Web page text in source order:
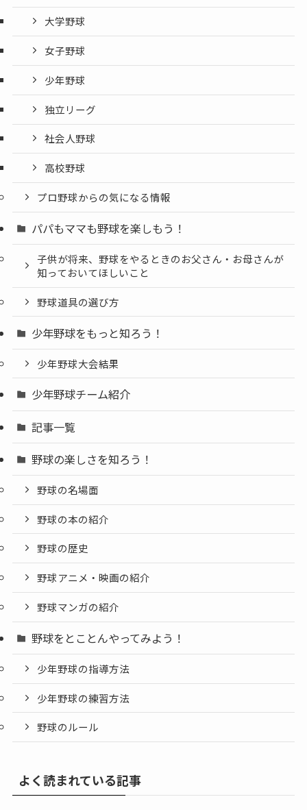
大学野球
女子野球
少年野球
独立リーグ
社会人野球
高校野球
プロ野球からの気になる情報
パパもママも野球を楽しもう！
子供が将来、野球をやるときのお父さん・お母さんが
知っておいてほしいこと
野球道具の選び方
少年野球をもっと知ろう！
少年野球大会結果
少年野球チーム紹介
記事一覧
野球の楽しさを知ろう！
野球の名場面
野球の本の紹介
野球の歴史
野球アニメ・映画の紹介
野球マンガの紹介
野球をとことんやってみよう！
少年野球の指導方法
少年野球の練習方法
野球のルール
よく読まれている記事